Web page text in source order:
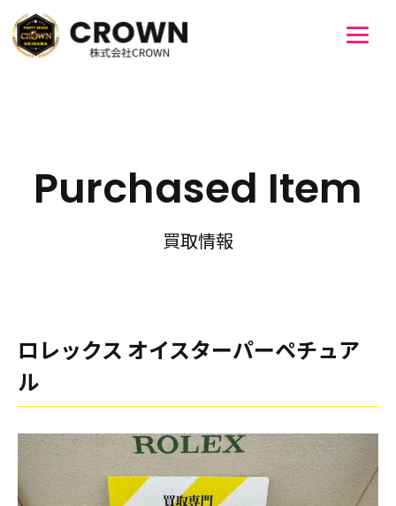
Purchased Item
買取情報
ロレックス オイスターパーペチュア
ル